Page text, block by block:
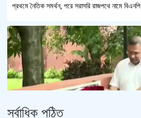
প্রথমে নৈতিক সমর্থন, পরে সরাসরি রাজপথে নামে বিএনপি
সর্বাধিক পঠিত